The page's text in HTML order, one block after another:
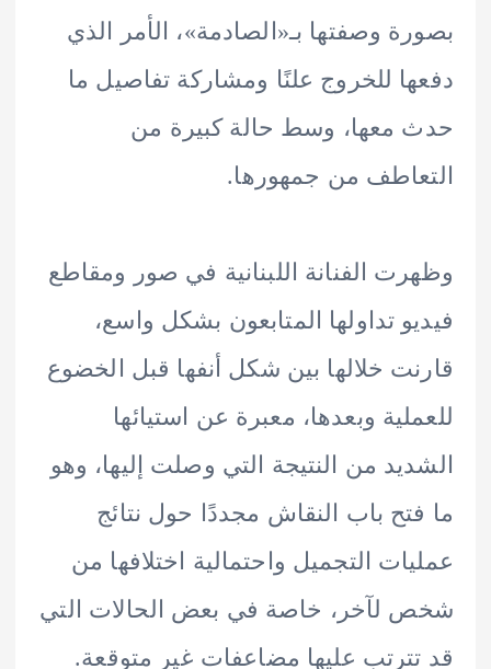
وصفتها بـ«الصادمة»، الأمر الذي
للخروج علنًا ومشاركة تفاصيل ما
معها، وسط حالة كبيرة من
من جمهورها.
الفنانة اللبنانية في صور ومقاطع
تداولها المتابعون بشكل واسع،
خلالها بين شكل أنفها قبل الخضوع
وبعدها، معبرة عن استيائها
من النتيجة التي وصلت إليها، وهو
باب النقاش مجددًا حول نتائج
التجميل واحتمالية اختلافها من
لآخر، خاصة في بعض الحالات التي
عليها مضاعفات غير متوقعة.